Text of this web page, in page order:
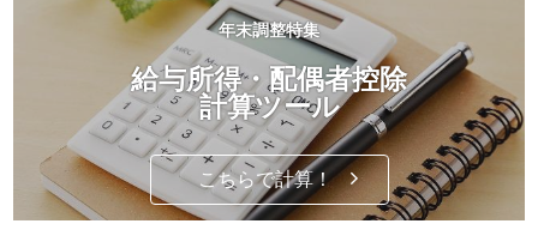
年末調整特集
給与所得・配偶者控除
計算ツール
こちらで計算！